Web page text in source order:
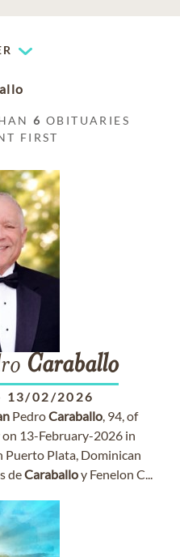
6 OBITUARIES
FIRST
Caraballo
13/02/2026
PedroCaraballo, 94, of
13-February-2026 in
Puerto Plata, Dominican
deCaraballoy Fenelon C...